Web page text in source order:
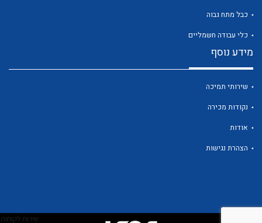
שירות לקוחות
כבל מתח גבוה
כלי עבודה חשמליים
מידע נוסף
שירותי תמיכה
נקודות מכירה
אודות
הצהרת נגישות